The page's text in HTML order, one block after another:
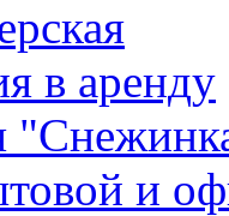
в аренду
и